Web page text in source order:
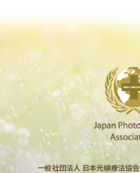
一般社団法人 日本光線療法協会